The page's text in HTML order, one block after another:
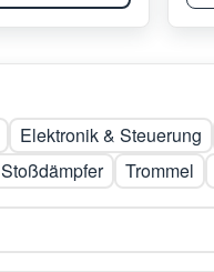
Elektronik & Steuerung
Stoßdämpfer Trommel